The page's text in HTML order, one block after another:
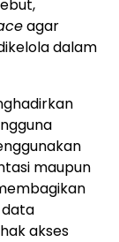
agar
dalam
maupun
akses